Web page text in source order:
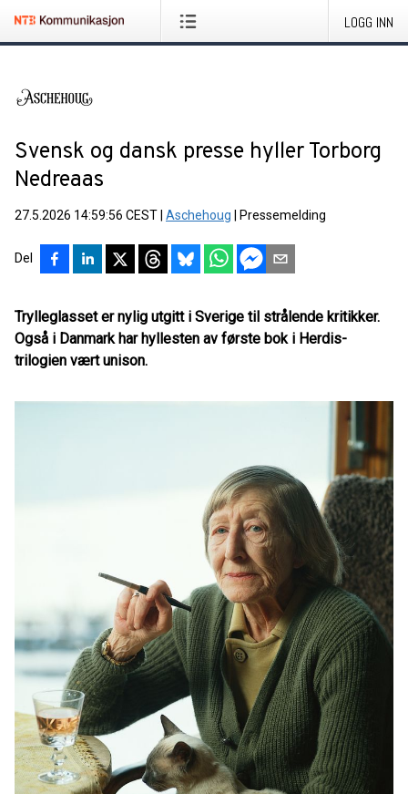
LOGG INN
Svensk og dansk presse hyller Torborg
Nedreaas
27.5.2026 14:59:56 CEST Aschehoug Pressemelding
Del
Trylleglasset er nylig utgitt i Sverige til strålende kritikker.
Også i Danmark har hyllesten av første bok i Herdis-
trilogien vært unison.